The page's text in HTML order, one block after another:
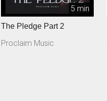
5 min
The Pledge Part 2
Proclaim Music